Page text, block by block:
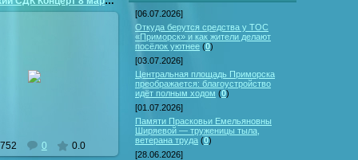
[06.07.2026]
Откуда берутся средства у ТОС
«Приморск» и как жители делают
посёлок уютнее (0)
[03.07.2026]
Центральная площадь Приморска
преображается: благоустройство
идёт полным ходом (0)
[01.07.2026]
Памяти Прасковьи Емельяновны
Ширяевой — труженицы тыла,
ветерана труда (0)
[28.06.2026]
752 0 0.0